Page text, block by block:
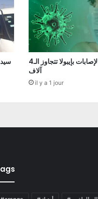
الكونغو: الإصابات بإيبولا تتجاوز الـ4
آلاف
il y a 1 jour